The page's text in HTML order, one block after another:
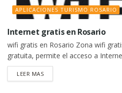
APLICACIONES TURISMO ROSARIO
Internet gratis en Rosario
wifi gratis en Rosario Zona wifi
gratuita, permite el acceso a
LEER MASDETAILS